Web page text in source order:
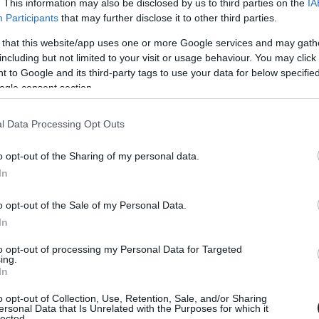
This information may also be disclosed by us to third parties on the
Participants that may further disclose it to other third parties.
that this website/app uses one or more Google services and may
but not limited to your visit or usage behaviour. You may
to Google and its third-party tags to use your data for below
consent section.
Data Processing Opt Outs
opt-out of the Sharing of my personal data.
opt-out of the Sale of my Personal Data.
opt-out of processing my Personal Data for Targeted
opt-out of Collection, Use, Retention, Sale, and/or Sharing
Data that Is Unrelated with the Purposes for which it
látványos, viszont gyakorlatilag egy szegmenstől
meg annak az akció sci-finek, amit számomra az
Roy McBride-ról, az ő hidegvérű, végtelen
kevesebb egy apa nélkül felnőtt fiúnál. A teljesség
el, hogy az Ad Astra annak minden futurisztikus és
személyes drámát szeretni elmesélni a nézőknek.
narrációjával, ami egy merőben szkeptikus és
Föld, a Hold, a Mars és a Neptunusz - ez a négy